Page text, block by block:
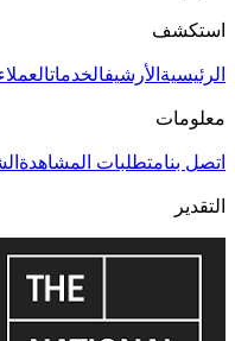
استكشف
الرئيسيةالأرشيفالخدمات
معلومات
اتصل بنامتطلبات المشاهدة
التقدير